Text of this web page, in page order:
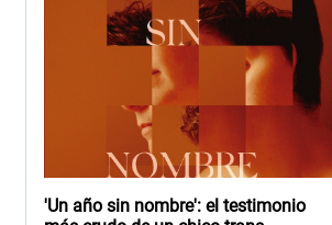
'Un año sin nombre': el testimonio